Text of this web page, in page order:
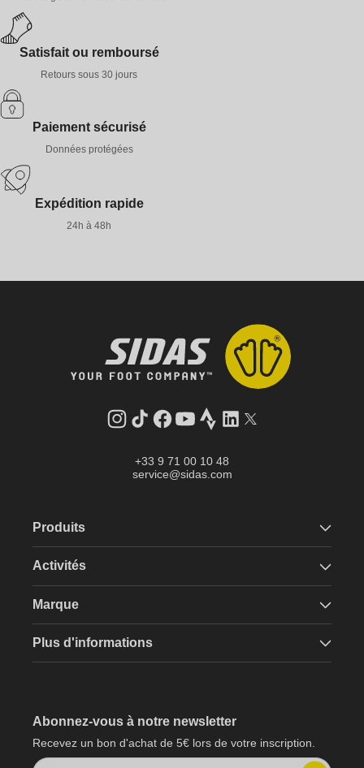
Satisfait ou remboursé
Retours sous 30 jours
Paiement sécurisé
Données protégées
Expédition rapide
24h à 48h
Instagram
Tik
Facebook
YouTube
StravaLinkedInTwitter
+33 9 71 00 10 48
service@sidas.com
Produits
Activités
Marque
Plus d'informations
Abonnez-vous à notre newsletter
Recevez un bon d'achat de 5€ lors de votre inscription.